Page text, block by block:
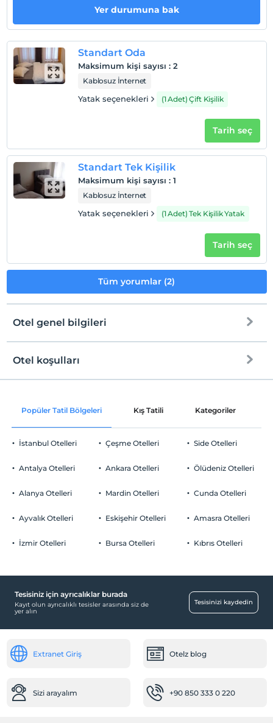
Check/in
Check/out
En geç saat 12:00 ve öncesi
Evcil hayvan kabul edilmemektedir.
Çocuklar
2 yaşına kadar olan bebekler ücretsizdir.
Her bir oda için 6 yaşına kadar 1 çocuk ücretsizdir
Yer durumuna bak
Standart Oda
Maksimum kişi sayısı : 2
Kablosuz İnternet
Yatak seçenekleri (1 Adet) Çift Kişilik
Tarih seç
Standart Tek Kişilik
Maksimum kişi sayısı : 1
Kablosuz İnternet
Yatak seçenekleri (1 Adet) Tek Kişilik Yatak
Tarih seç
Tüm yorumlar (2)
Otel genel bilgileri
Ortak alanlar ve tüm odalar
Otopark
Ücretli Özel Otopark
Odalar
Isıtma
Şehir merkezi
Otel koşulları
Check/in
Check/out
En geç saat 12:00 ve öncesi
Evcil Hayvan
2 yaşına kadar olan bebekler ücretsizdir.
Popüler Tatil Bölgeleri Kış Tatili Kategoriler
İstanbul Otelleri
Antalya Otelleri
Alanya Otelleri
Ayvalık Otelleri
İzmir Otelleri
Çeşme Otelleri
Ankara Otelleri
Mardin Otelleri
Eskişehir Otelleri
Bursa Otelleri
Side Otelleri
Ölüdeniz Otelleri
Cunda Otelleri
Amasra Otelleri
Kıbrıs Otelleri
Tesisiniz için ayrıcalıklar burada
Kayıt olun ayrıcalıklı tesisler arasında siz de
yer alın
Tesisinizi kaydedin
Extranet Giriş Otelz blog
Sizi arayalım +90 850 333 0 220